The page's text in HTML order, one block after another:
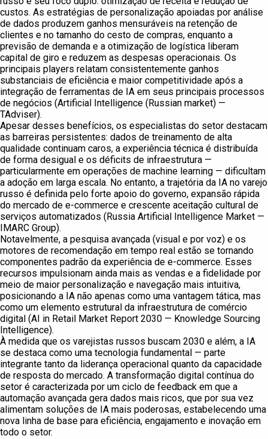
custos. As estratégias de personalização apoiadas por análise
de dados produzem ganhos mensuráveis na retenção de
clientes e no tamanho do cesto de compras, enquanto a
previsão de demanda e a otimização de logística liberam
capital de giro e reduzem as despesas operacionais. Os
principais players relatam consistentemente ganhos
substanciais de eficiência e maior competitividade após a
integração de ferramentas de IA em seus principais processos
de negócios (Artificial Intelligence (Russian market) —
TAdviser).
Apesar desses benefícios, os especialistas do setor destacam
as barreiras persistentes: dados de treinamento de alta
qualidade continuam caros, a experiência técnica é distribuída
de forma desigual e os déficits de infraestrutura —
particularmente em operações de machine learning — dificultam
a adoção em larga escala. No entanto, a trajetória da IA no varejo
russo é definida pelo forte apoio do governo, expansão rápida
do mercado de e-commerce e crescente aceitação cultural de
serviços automatizados (Russia Artificial Intelligence Market —
IMARC Group).
Notavelmente, a pesquisa avançada (visual e por voz) e os
motores de recomendação em tempo real estão se tornando
componentes padrão da experiência de e-commerce. Esses
recursos impulsionam ainda mais as vendas e a fidelidade por
meio de maior personalização e navegação mais intuitiva,
posicionando a IA não apenas como uma vantagem tática, mas
como um elemento estrutural da infraestrutura de comércio
digital (AI in Retail Market Report 2030 — Knowledge Sourcing
Intelligence).
À medida que os varejistas russos buscam 2030 e além, a IA
se destaca como uma tecnologia fundamental — parte
integrante tanto da liderança operacional quanto da capacidade
de resposta do mercado. A transformação digital contínua do
setor é caracterizada por um ciclo de feedback em que a
automação avançada gera dados mais ricos, que por sua vez
alimentam soluções de IA mais poderosas, estabelecendo uma
nova linha de base para eficiência, engajamento e inovação em
todo o setor.